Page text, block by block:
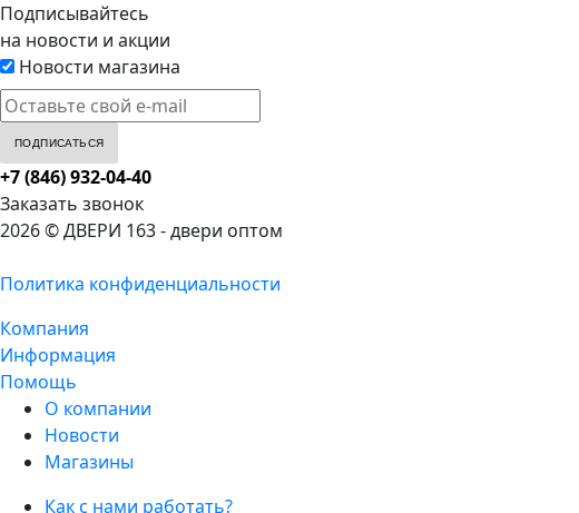
Подписывайтесь
на новости и акции
Новости магазина
+7 (846) 932-04-40
Заказать звонок
2026 © ДВЕРИ 163 - двери оптом
Политика конфиденциальности
Компания
Информация
Помощь
О компании
Новости
Магазины
Как с нами работать?